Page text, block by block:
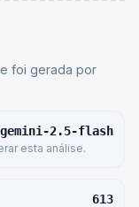
foi gerada por
gemini-2.5-flash
esta análise.
613